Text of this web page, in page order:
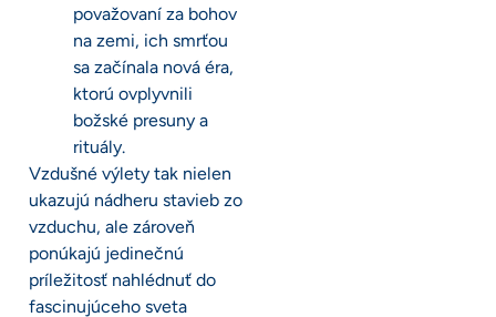
považovaní za bohov
na zemi, ich smrťou
sa začínala nová éra,
ktorú ovplyvnili
božské presuny a
rituály.
Vzdušné výlety tak nielen
ukazujú nádheru stavieb zo
vzduchu, ale zároveň
ponúkajú jedinečnú
príležitosť nahlédnuť do
fascinujúceho sveta